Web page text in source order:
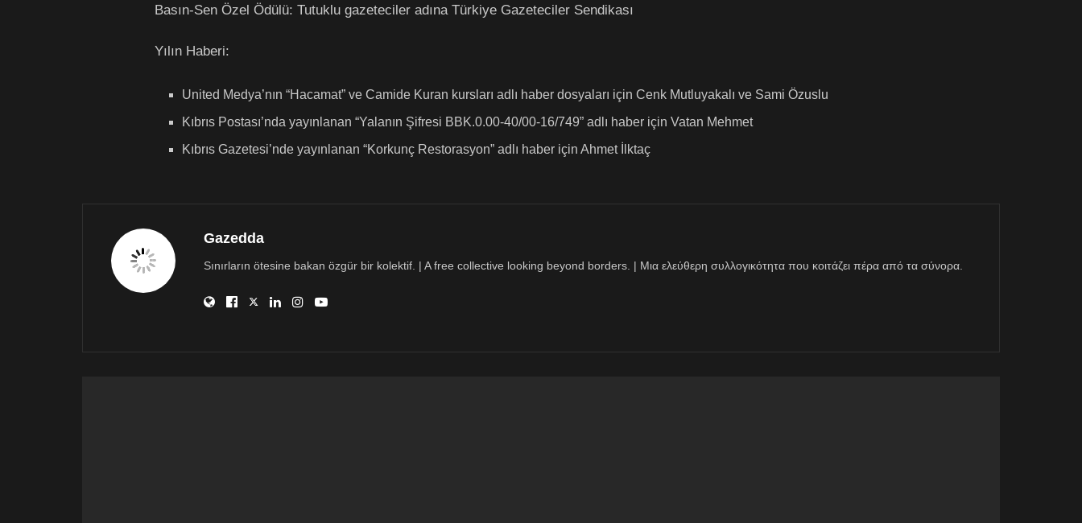
Basın-Sen Özel Ödülü: Tutuklu gazeteciler adına Türkiye Gazeteciler Sendikası
Yılın Haberi:
United Medya’nın “Hacamat” ve Camide Kuran kursları adlı haber dosyaları içinCenk Mutluyakalı ve Sami Özuslu
Kıbrıs Postası’nda yayınlanan “Yalanın Şifresi BBK.0.00-40/00-16/749” adlı haber içinVatan Mehmet
Kıbrıs Gazetesi’nde yayınlanan “Korkunç Restorasyon” adlı haber içinAhmet İlktaç
Gazedda
Sınırların ötesine bakan özgür bir kolektif. | A free collective looking beyond borders. | Μια ελεύθερη συλλογικότητα που κοιτάζει πέρα από τα σύνορα.